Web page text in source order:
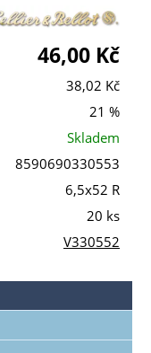
46,00 Kč
38,02 Kč
21 %
Skladem
8590690330553
6,5x52 R
20 ks
V330552